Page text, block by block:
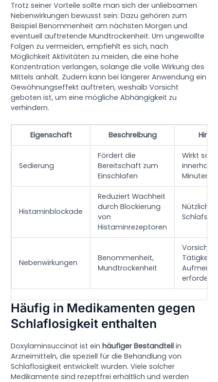
Trotz seiner Vorteile sollte man sich der unliebsamen
Nebenwirkungen bewusst sein: Dazu gehören zum
Beispiel Benommenheit am nächsten Morgen und
eventuell auftretende Mundtrockenheit. Um ungewollte
Folgen zu vermeiden, empfiehlt es sich, nach
Möglichkeit Aktivitäten zu meiden, die eine hohe
Konzentration verlangen, solange die volle Wirkung des
Mittels anhält. Zudem kann bei längerer Anwendung ein
Gewöhnungseffekt auftreten, weshalb Vorsicht
geboten ist, um eine mögliche Abhängigkeit zu
verhindern.
Eigenschaft Beschreibung
Sedierung
Fördert die
Bereitschaft zum
Einschlafen
Wirkt
innerhalb
Minuten
Histaminblockade
Reduziert Wachheit
durch Blockierung
von
Histaminrezeptoren
Nützlich
Nebenwirkungen
Benommenheit,
Mundtrockenheit
Vorsicht
erfordern
Häufig in Medikamenten gegen
Schlaflosigkeit enthalten
Doxylaminsuccinat ist einhäufiger Bestandteil in
Arzneimitteln, die speziell für die Behandlung von
Schlaflosigkeit entwickelt wurden. Viele solcher
Medikamente sind rezeptfrei erhältlich und werden